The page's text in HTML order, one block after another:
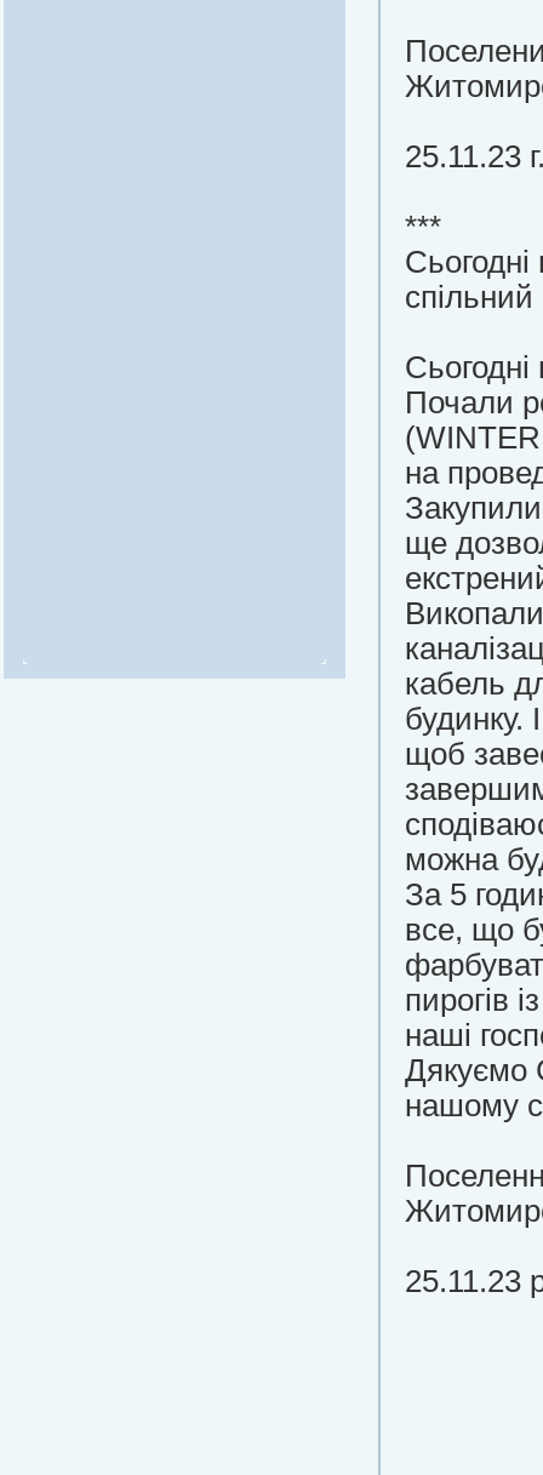
25.11.23
***
Почали
на
ще
кабель
будинку.
щоб
можна
За 5
все, що
пирогів
наші
Дякуємо
нашому
25.11.23